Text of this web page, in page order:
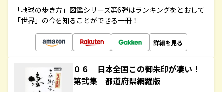
「地球の歩き方」図鑑シリーズ第6弾はランキングをとおして
「世界」の今を知ることができる一冊！
詳細を見る
０６ 日本全国この御朱印が凄い！
第弐集 都道府県網羅版